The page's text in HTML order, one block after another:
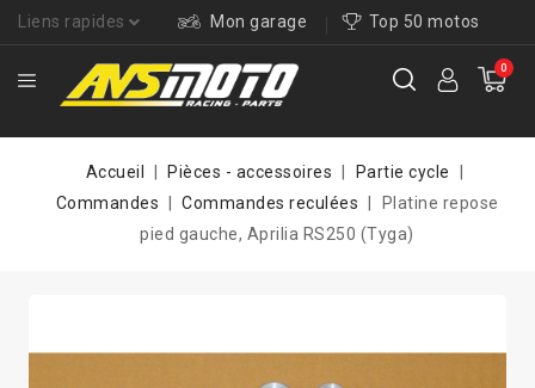
Liens rapides Mon garage Top 50 motos
0
Accueil Pièces - accessoires
Partie cycle
Commandes
Commandes reculées
Platine repose
pied gauche, Aprilia RS250 (Tyga)